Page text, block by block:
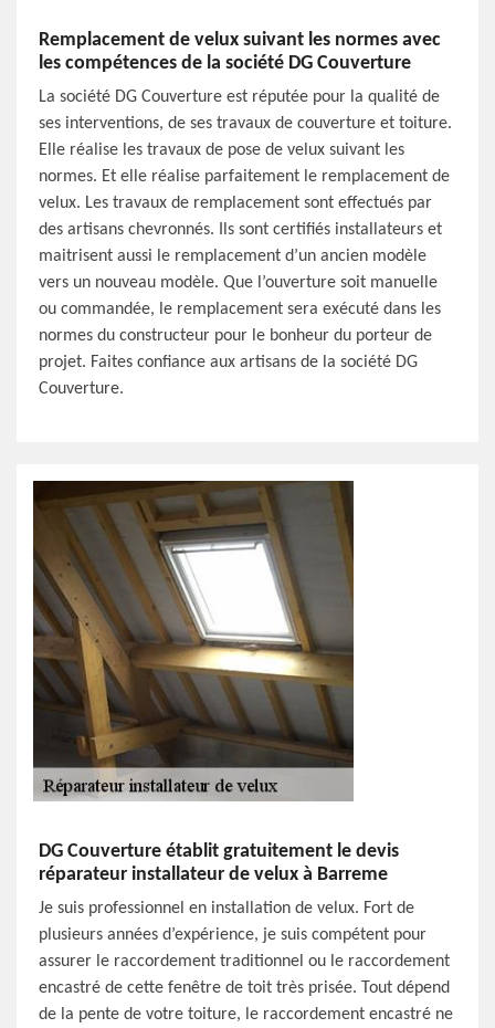
Remplacement de velux suivant les normes avec
les compétences de la société DG Couverture
La société DG Couverture est réputée pour la qualité de
ses interventions, de ses travaux de couverture et toiture.
Elle réalise les travaux de pose de velux suivant les
normes. Et elle réalise parfaitement le remplacement de
velux. Les travaux de remplacement sont effectués par
des artisans chevronnés. Ils sont certifiés installateurs et
maitrisent aussi le remplacement d’un ancien modèle
vers un nouveau modèle. Que l’ouverture soit manuelle
ou commandée, le remplacement sera exécuté dans les
normes du constructeur pour le bonheur du porteur de
projet. Faites confiance aux artisans de la société DG
Couverture.
DG Couverture établit gratuitement le devis
réparateur installateur de velux à Barreme
Je suis professionnel en installation de velux. Fort de
plusieurs années d’expérience, je suis compétent pour
assurer le raccordement traditionnel ou le raccordement
encastré de cette fenêtre de toit très prisée. Tout dépend
de la pente de votre toiture, le raccordement encastré ne